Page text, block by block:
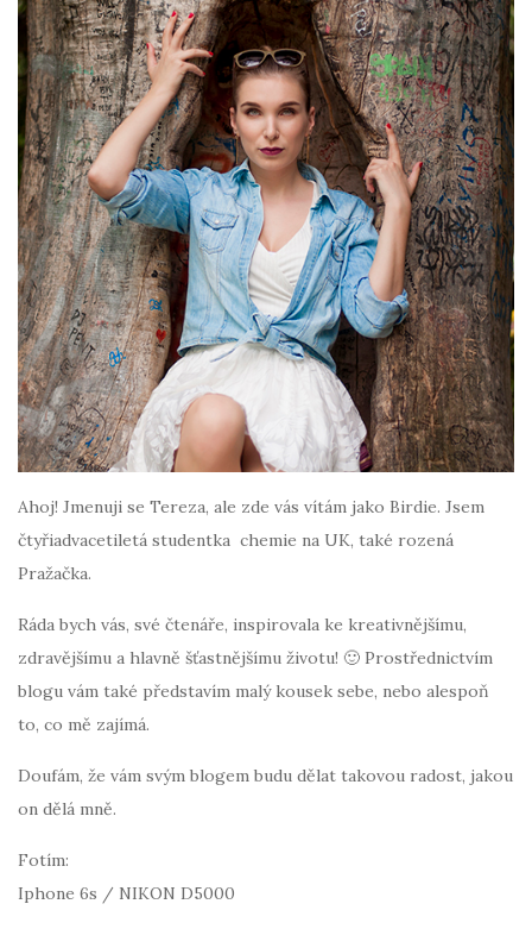
Ahoj! Jmenuji se Tereza, ale zde vás vítám jako Birdie. Jsem
čtyřiadvacetiletá studentka chemie na UK, také rozená
Pražačka.
Ráda bych vás, své čtenáře, inspirovala ke kreativnějšímu,
zdravějšímu a hlavně šťastnějšímu životu! 🙂 Prostřednictvím
blogu vám také představím malý kousek sebe, nebo alespoň
to, co mě zajímá.
Doufám, že vám svým blogem budu dělat takovou radost, jakou
on dělá mně.
Fotím:
Iphone 6s / NIKON D5000